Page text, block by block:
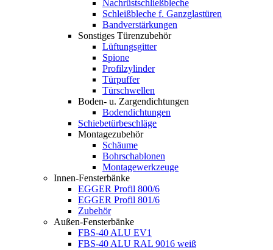
Nachrüstschließbleche
Schleißbleche f. Ganzglastüren
Bandverstärkungen
Sonstiges Türenzubehör
Lüftungsgitter
Spione
Profilzylinder
Türpuffer
Türschwellen
Boden- u. Zargendichtungen
Bodendichtungen
Schiebetürbeschläge
Montagezubehör
Schäume
Bohrschablonen
Montagewerkzeuge
Innen-Fensterbänke
EGGER Profil 800/6
EGGER Profil 801/6
Zubehör
Außen-Fensterbänke
FBS-40 ALU EV1
FBS-40 ALU RAL 9016 weiß